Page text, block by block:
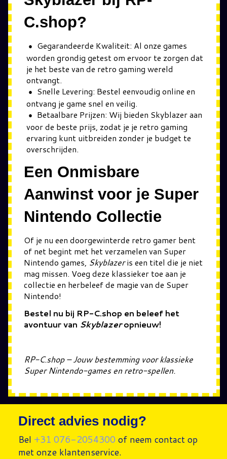
C.shop?
Gegarandeerde Kwaliteit: Al onze games
worden grondig getest om ervoor te zorgen dat
je het beste van de retro gaming wereld
ontvangt.
Snelle Levering: Bestel eenvoudig online en
ontvang je game snel en veilig.
Betaalbare Prijzen: Wij bieden Skyblazer aan
voor de beste prijs, zodat je je retro gaming
ervaring kunt uitbreiden zonder je budget te
overschrijden.
Een Onmisbare
Aanwinst voor je Super
Nintendo Collectie
Of je nu een doorgewinterde retro gamer bent
of net begint met het verzamelen van Super
Nintendo games, Skyblazeris een titel die je niet
mag missen. Voeg deze klassieker toe aan je
collectie en herbeleef de magie van de Super
Nintendo!
Bestel nu bij RP-C.shop en beleef het
avontuur van Skyblazeropnieuw!
RP-C.shop – Jouw bestemming voor klassieke
Super Nintendo-games en retro-spellen.
Direct advies nodig?
Bel +31 076-2054300 of neem contact op
met onze klantenservice.